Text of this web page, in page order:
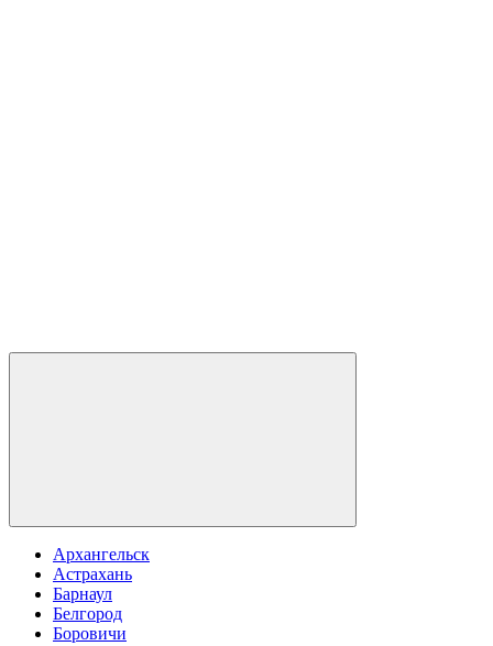
Архангельск
Астрахань
Барнаул
Белгород
Боровичи